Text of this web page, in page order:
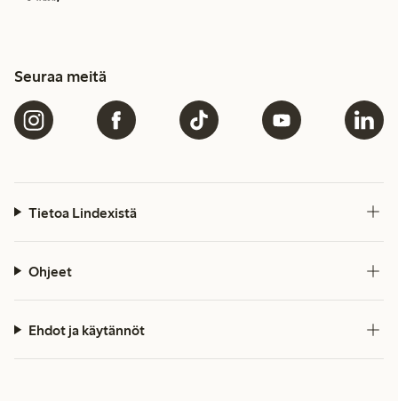
Seuraa meitä
Tietoa Lindexistä
Ohjeet
Ehdot ja käytännöt